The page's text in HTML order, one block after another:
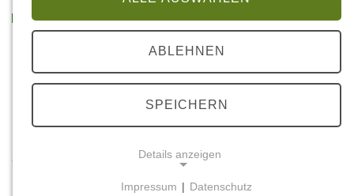
02.07.2026|HDN
Sommerkirche und
„Rauszeit Natur“
ein angenehmer Ort zum Verweilen und ein
Erlebnis für die Sinne. Unter
ABLEHNEN
SPEICHERN
Details anzeigen
Impressum | Datenschutz